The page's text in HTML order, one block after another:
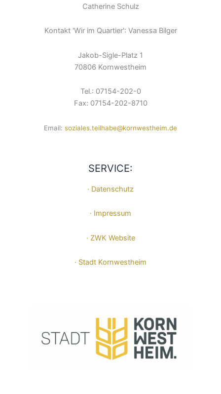
Catherine Schulz
Kontakt 'Wir im Quartier': Vanessa Bilger
Jakob-Sigle-Platz 1
70806 Kornwestheim
Tel.: 07154-202-0
Fax: 07154-202-8710
Email: soziales.teilhabe@kornwestheim.de
SERVICE:
· Datenschutz
· Impressum
· ZWK Website
· Stadt Kornwestheim